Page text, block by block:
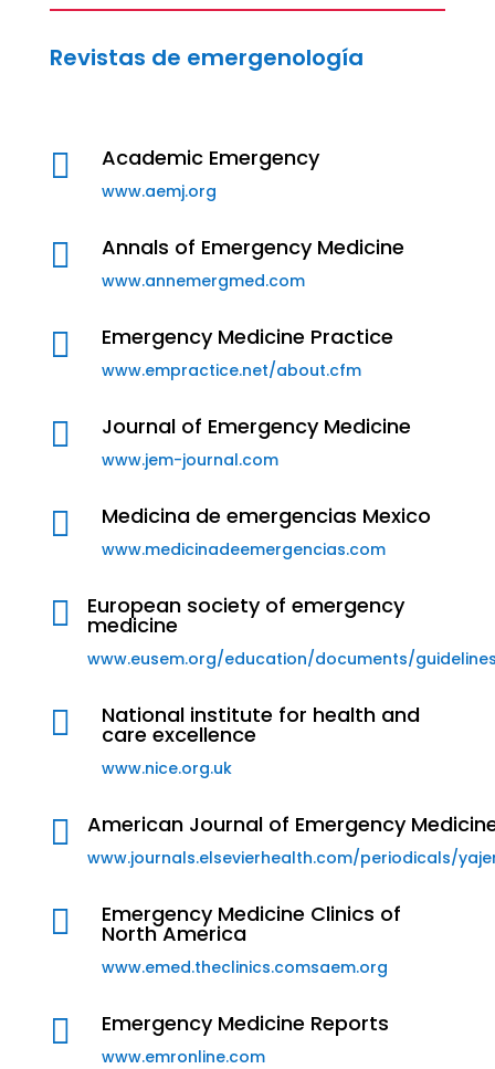
Revistas de emergenología
 Academic Emergency
www.aemj.org
 Annals of Emergency Medicine
www.annemergmed.com
 Emergency Medicine Practice
www.empractice.net/about.cfm
 Journal of Emergency Medicine
www.jem-journal.com
 Medicina de emergencias Mexico
www.medicinadeemergencias.com
 European society of emergency
medicine
www.eusem.org/education/documents/
 National institute for health and
care excellence
www.nice.org.uk
 American Journal of Emergency
www.journals.elsevierhealth.com/periodicals/
 Emergency Medicine Clinics of
North America
www.emed.theclinics.comsaem.org
 Emergency Medicine Reports
www.emronline.com